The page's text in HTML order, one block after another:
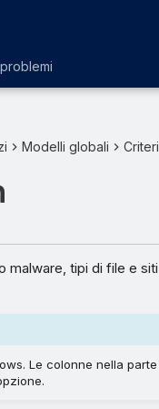
Modelli globali
tipi di file e
Le colonne nella